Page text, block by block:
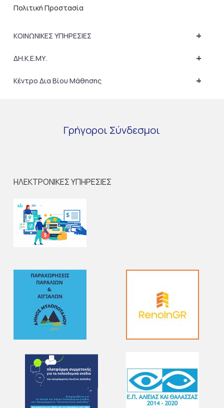
Πολιτική Προστασία
+
ΚΟΙΝΩΝΙΚΕΣ ΥΠΗΡΕΣΙΕΣ
+
ΔΗ.Κ.Ε.ΜΥ.
+
Κέντρο Δια Βίου Μάθησης
Γρήγοροι Σύνδεσμοι
ΗΛΕΚΤΡΟΝΙΚΕΣ ΥΠΗΡΕΣΙΕΣ